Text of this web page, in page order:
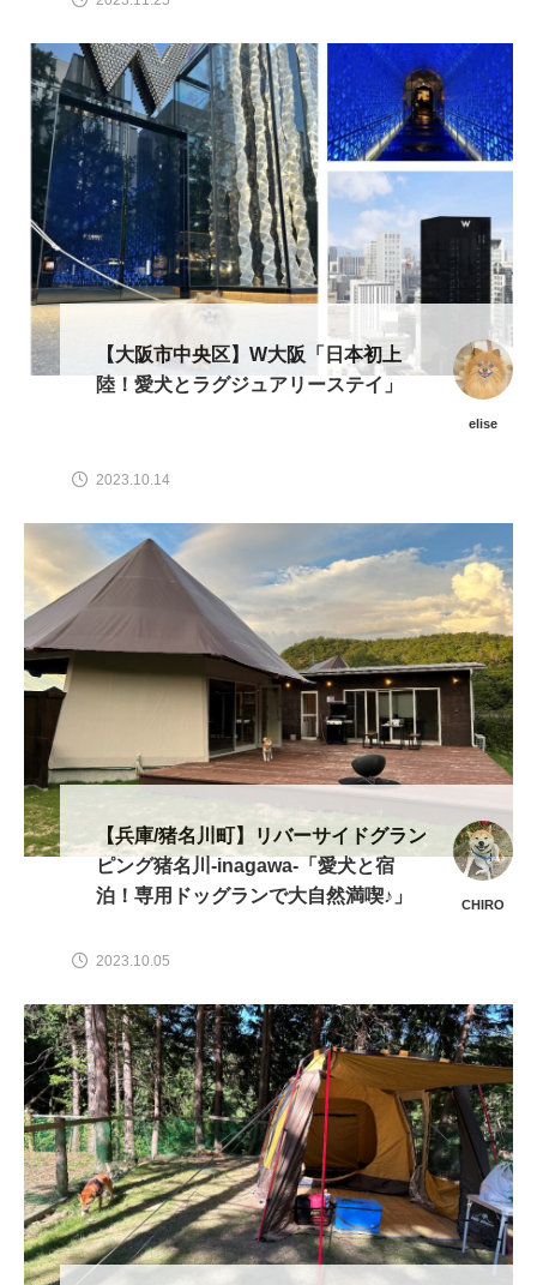
【大阪市中央区】W大阪「日本初上
陸！愛犬とラグジュアリーステイ」
elise
2023.10.14
【兵庫/猪名川町】リバーサイドグラン
ピング猪名川-inagawa-「愛犬と宿
泊！専用ドッグランで大自然満喫♪」
CHIRO
2023.10.05